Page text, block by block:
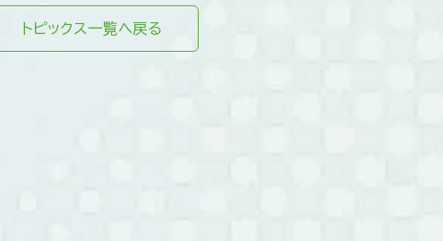
トピックス一覧へ戻る